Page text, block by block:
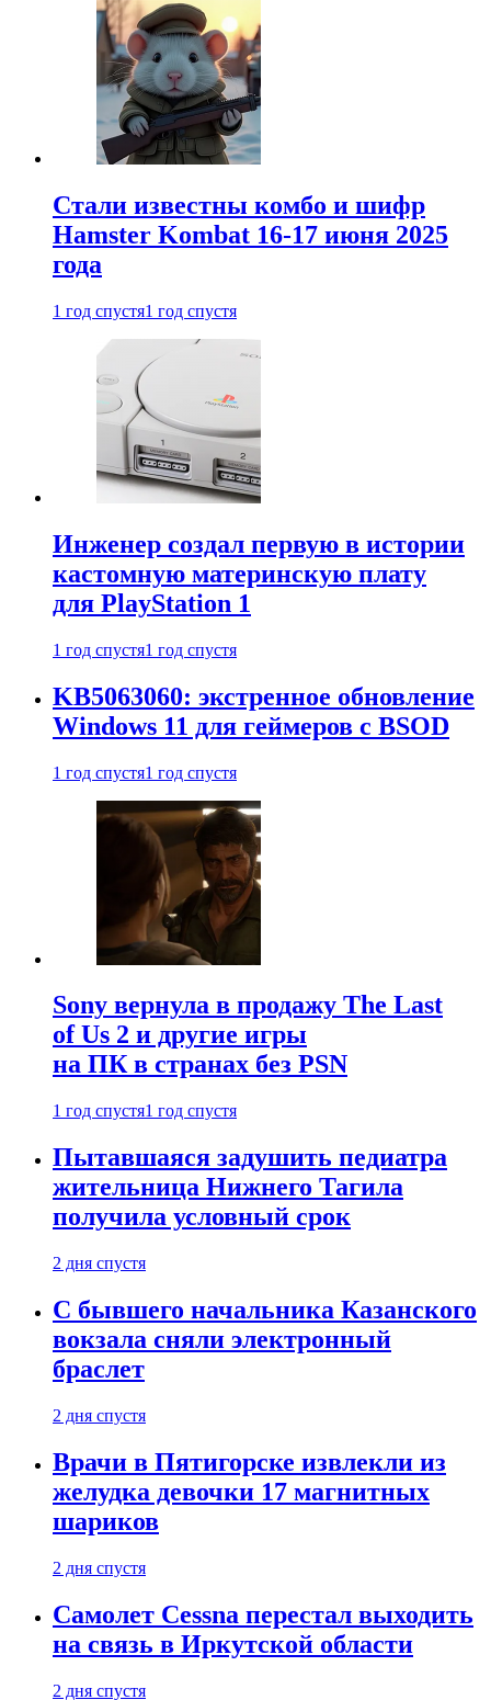
Стали известны комбо и шифр
Hamster Kombat 16-17 июня 2025
года
1 год спустя1 год спустя
Инженер создал первую в истории
кастомную материнскую плату
для PlayStation 1
1 год спустя1 год спустя
KB5063060: экстренное обновление
Windows 11 для геймеров с BSOD
1 год спустя1 год спустя
Sony вернула в продажу The Last
of Us 2 и другие игры
на ПК в странах без PSN
1 год спустя1 год спустя
Пытавшаяся задушить педиатра
жительница Нижнего Тагила
получила условный срок
2 дня спустя
С бывшего начальника Казанского
вокзала сняли электронный
браслет
2 дня спустя
Врачи в Пятигорске извлекли из
желудка девочки 17 магнитных
шариков
2 дня спустя
Самолет Cessna перестал выходить
на связь в Иркутской области
2 дня спустя